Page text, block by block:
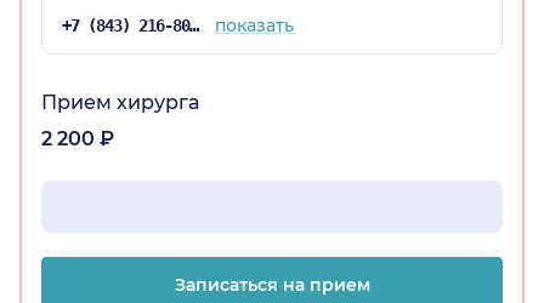
+7 (843) 216-80-53 показать
Прием хирурга
2 200 ₽
Записаться на прием